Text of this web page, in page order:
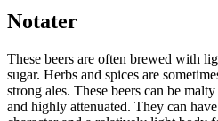
Notater
These beers are often brewed with
sugar. Herbs and spices are
strong ales. These beers can be
and highly attenuated. They can